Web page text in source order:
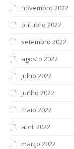
novembro 2022
outubro 2022
setembro 2022
agosto 2022
julho 2022
junho 2022
maio 2022
abril 2022
março 2022